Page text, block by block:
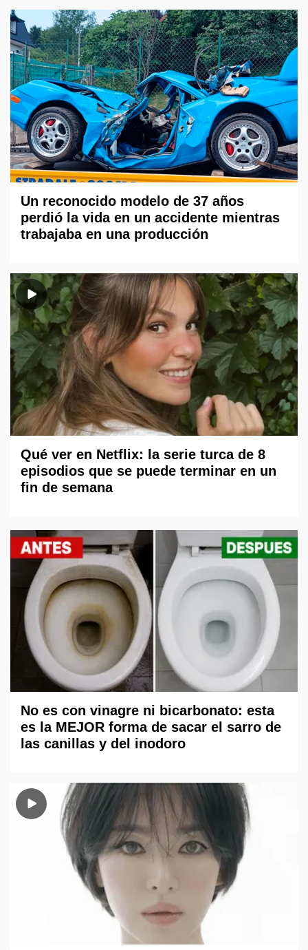
Un reconocido modelo de 37 años
perdió la vida en un accidente mientras
trabajaba en una producción
Qué ver en Netflix: la serie turca de 8
episodios que se puede terminar en un
fin de semana
No es con vinagre ni bicarbonato: esta
es la MEJOR forma de sacar el sarro de
las canillas y del inodoro